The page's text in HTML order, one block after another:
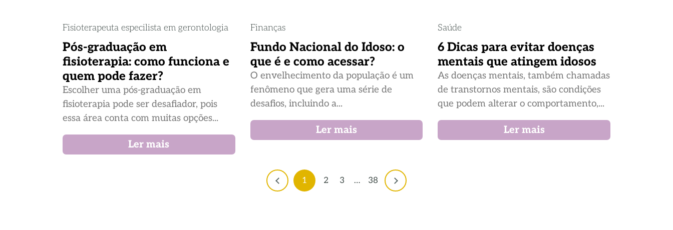
Fisioterapeuta especilista em gerontologia
Pós-graduação em
fisioterapia: como funciona e
quem pode fazer?
Escolher uma pós-graduação em
fisioterapia pode ser desafiador, pois
essa área conta com muitas opções...
Ler mais
Finanças
Fundo Nacional do Idoso: o
que é e como acessar?
O envelhecimento da população é um
fenômeno que gera uma série de
desafios, incluindo a...
Ler mais
Saúde
6 Dicas para evitar doenças
mentais que atingem idosos
As doenças mentais, também chamadas
de transtornos mentais, são condições
que podem alterar o comportamento,...
Ler mais
1 2 3 … 38